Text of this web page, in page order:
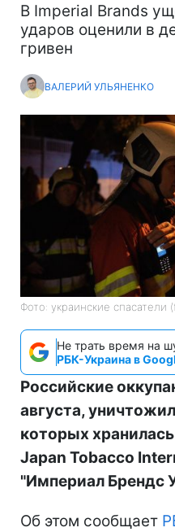
В Imperial Brands
ударов оценили в
гривен
ВАЛЕРИЙ УЛЬЯНЕНКО
Фото: украинские спасатели
Не трать время на
РБК-Украина в
Российские
августа,
которых
Japan Tobacco
"Империал Брендс
Об этом сообщает